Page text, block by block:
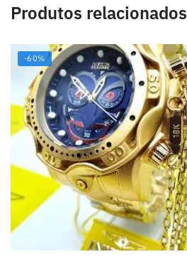
Produtos relacionados
-60%